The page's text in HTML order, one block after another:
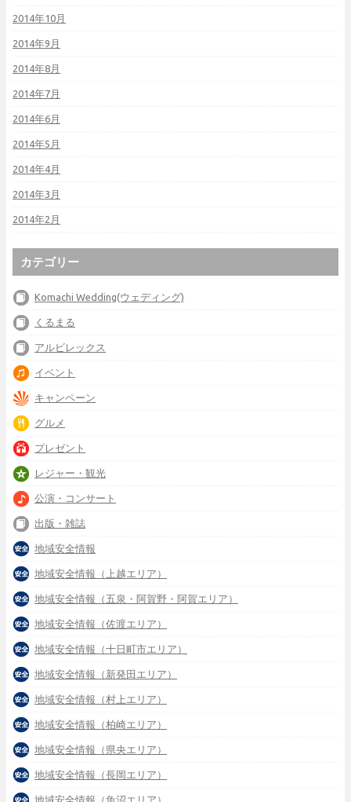
2014年10月
2014年9月
2014年8月
2014年7月
2014年6月
2014年5月
2014年4月
2014年3月
2014年2月
カテゴリー
Komachi Wedding(ウェディング)
くるまる
アルビレックス
イベント
キャンペーン
グルメ
プレゼント
レジャー・観光
公演・コンサート
出版・雑誌
地域安全情報
地域安全情報（上越エリア）
地域安全情報（五泉・阿賀野・阿賀エリア）
地域安全情報（佐渡エリア）
地域安全情報（十日町市エリア）
地域安全情報（新発田エリア）
地域安全情報（村上エリア）
地域安全情報（柏崎エリア）
地域安全情報（県央エリア）
地域安全情報（長岡エリア）
地域安全情報（魚沼エリア）